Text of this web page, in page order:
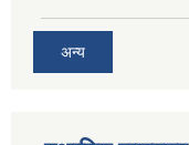
अन्य